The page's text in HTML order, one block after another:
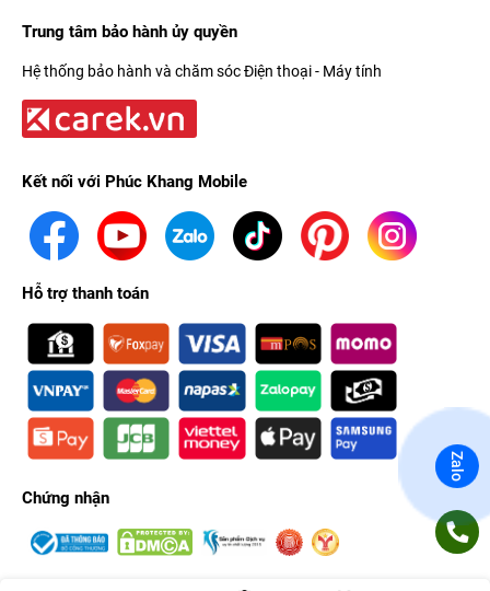
Trung tâm bảo hành ủy quyền
Hệ thống bảo hành và chăm sóc Điện thoại - Máy tính
Kết nối với Phúc Khang Mobile
Hỗ trợ thanh toán
Chứng nhận
Zalo